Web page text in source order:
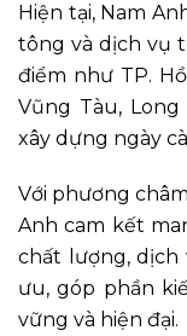
Hiện tại, Nam
tông và dịch vụ
điểm như TP.
Vũng Tàu,
xây dựng ngày
Với phương
Anh cam kết
chất lượng, dịch
ưu, góp phần
vững và hiện đại.